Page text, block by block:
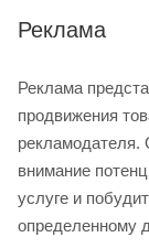
Реклама
Реклама
продвижения
рекламодателя.
внимание
услуге и
определенному